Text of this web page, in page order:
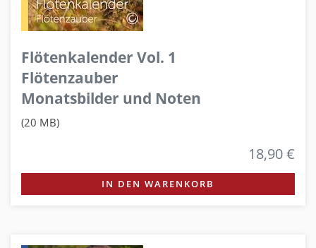
Flötenkalender Vol. 1
Flötenzauber
Monatsbilder und Noten
(20 MB)
18,90 €
IN DEN WARENKORB